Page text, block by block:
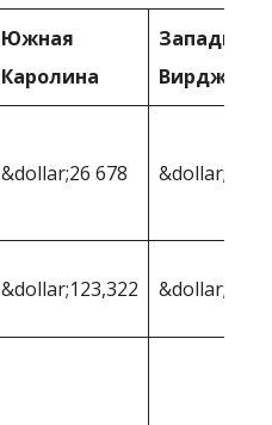
Южная
Каролина
Западная
&dollar;26 678
&dollar;123,322 &dollar;123